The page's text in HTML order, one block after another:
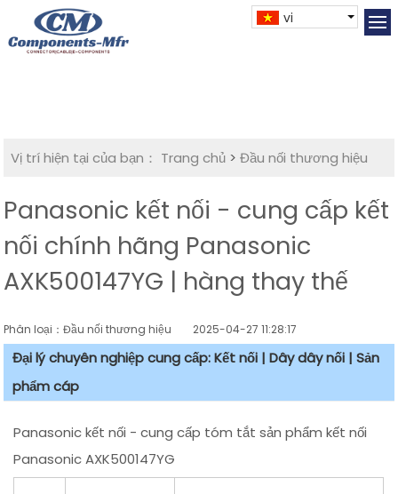
vi
Vị trí hiện tại của bạn： Trang chủ >Đầu nối thương hiệu
Panasonic kết nối - cung cấp kết
nối chính hãng Panasonic
AXK500147YG | hàng thay thế
Phân loại：Đầu nối thương hiệu 2025-04-27 11:28:17
Đại lý chuyên nghiệp cung cấp: Kết nối | Dây dây nối | Sản
phẩm cáp
Panasonic kết nối - cung cấp tóm tắt sản phẩm kết nối
Panasonic AXK500147YG